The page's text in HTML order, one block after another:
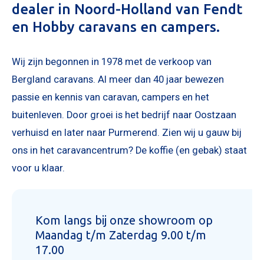
dealer in Noord-Holland van Fendt
en Hobby caravans en campers.
Wij zijn begonnen in 1978 met de verkoop van
Bergland caravans. Al meer dan 40 jaar bewezen
passie en kennis van caravan, campers en het
buitenleven. Door groei is het bedrijf naar Oostzaan
verhuisd en later naar Purmerend. Zien wij u gauw bij
ons in het caravancentrum? De koffie (en gebak) staat
voor u klaar.
Kom langs bij onze showroom op
Maandag t/m Zaterdag 9.00 t/m
17.00